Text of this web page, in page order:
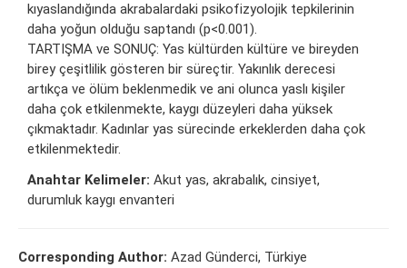
kıyaslandığında akrabalardaki psikofizyolojik tepkilerinin
daha yoğun olduğu saptandı (p<0.001).
TARTIŞMA ve SONUÇ: Yas kültürden kültüre ve bireyden
birey çeşitlilik gösteren bir süreçtir. Yakınlık derecesi
artıkça ve ölüm beklenmedik ve ani olunca yaslı kişiler
daha çok etkilenmekte, kaygı düzeyleri daha yüksek
çıkmaktadır. Kadınlar yas sürecinde erkeklerden daha çok
etkilenmektedir.
Anahtar Kelimeler: Akut yas, akrabalık, cinsiyet,
durumluk kaygı envanteri
Corresponding Author: Azad Günderci, Türkiye